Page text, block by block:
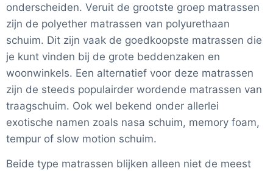
onderscheiden. Veruit de grootste groep matrassen
zijn de polyether matrassen van polyurethaan
schuim. Dit zijn vaak de goedkoopste matrassen die
je kunt vinden bij de grote beddenzaken en
woonwinkels. Een alternatief voor deze matrassen
zijn de steeds populairder wordende matrassen van
traagschuim. Ook wel bekend onder allerlei
exotische namen zoals nasa schuim, memory foam,
tempur of slow motion schuim.
Beide type matrassen blijken alleen niet de meest